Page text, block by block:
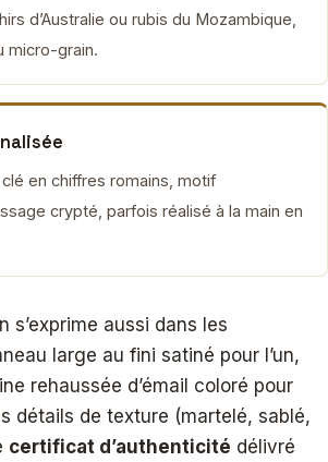
d’Australie ou rubis du Mozambique,
micro-grain.
en chiffres romains, motif
crypté, parfois réalisé à la main en
s’exprime aussi dans les
large au fini satiné pour l’un,
rehaussée d’émail coloré pour
détails de texture (martelé, sablé,
certificat d’authenticité délivré